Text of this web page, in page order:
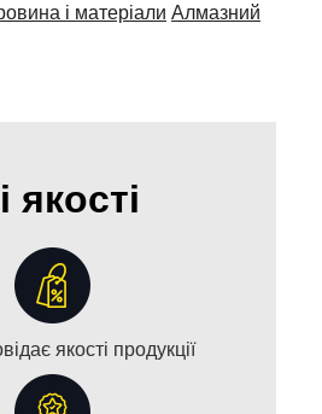
і матеріали Алмазний
якості
якості продукції